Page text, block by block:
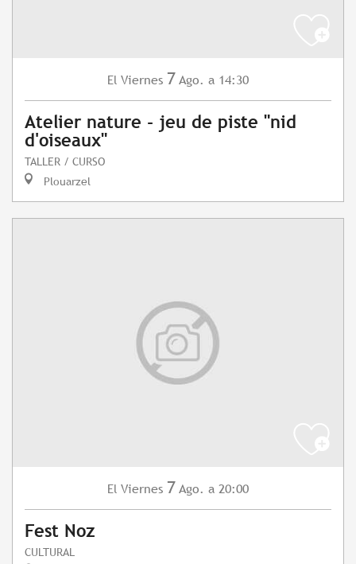
El Viernes 7 Ago. a 14:30
Atelier nature - jeu de piste "nid
d'oiseaux"
TALLER / CURSO
Plouarzel
El Viernes 7 Ago. a 20:00
Fest Noz
CULTURAL